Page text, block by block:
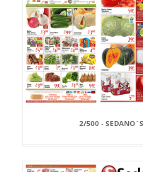
2/500 - SEDANO`S